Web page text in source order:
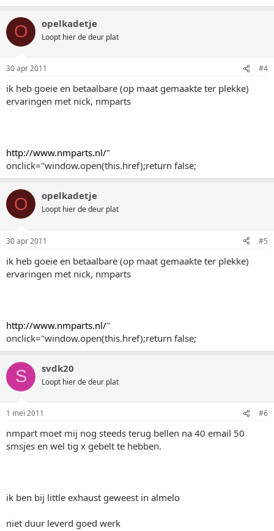
O opelkadetje
Loopt hier de deur plat
30 apr 2011 #4
ik heb goeie en betaalbare (op maat gemaakte ter plekke)
ervaringen met nick, nmparts
http://www.nmparts.nl/"
onclick="window.open(this.href);return false;
O opelkadetje
Loopt hier de deur plat
30 apr 2011 #5
ik heb goeie en betaalbare (op maat gemaakte ter plekke)
ervaringen met nick, nmparts
http://www.nmparts.nl/"
onclick="window.open(this.href);return false;
S svdk20
Loopt hier de deur plat
1 mei 2011 #6
nmpart moet mij nog steeds terug bellen na 40 email 50
smsjes en wel tig x gebelt te hebben.
ik ben bij little exhaust geweest in almelo
niet duur leverd goed werk